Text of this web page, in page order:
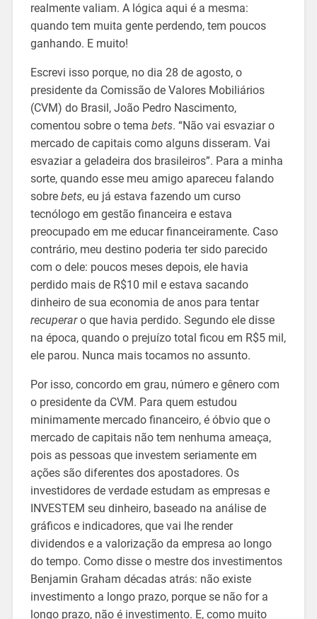
realmente valiam. A lógica aqui é a mesma:
quando tem muita gente perdendo, tem poucos
ganhando. E muito!
Escrevi isso porque, no dia 28 de agosto, o
presidente da Comissão de Valores Mobiliários
(CVM) do Brasil, João Pedro Nascimento,
comentou sobre o tema bets. “Não vai esvaziar o
mercado de capitais como alguns disseram. Vai
esvaziar a geladeira dos brasileiros”. Para a minha
sorte, quando esse meu amigo apareceu falando
sobre bets, eu já estava fazendo um curso
tecnólogo em gestão financeira e estava
preocupado em me educar financeiramente. Caso
contrário, meu destino poderia ter sido parecido
com o dele: poucos meses depois, ele havia
perdido mais de R$10 mil e estava sacando
dinheiro de sua economia de anos para tentar
recuperaro que havia perdido. Segundo ele disse
na época, quando o prejuízo total ficou em R$5 mil,
ele parou. Nunca mais tocamos no assunto.
Por isso, concordo em grau, número e gênero com
o presidente da CVM. Para quem estudou
minimamente mercado financeiro, é óbvio que o
mercado de capitais não tem nenhuma ameaça,
pois as pessoas que investem seriamente em
ações são diferentes dos apostadores. Os
investidores de verdade estudam as empresas e
INVESTEM seu dinheiro, baseado na análise de
gráficos e indicadores, que vai lhe render
dividendos e a valorização da empresa ao longo
do tempo. Como disse o mestre dos investimentos
Benjamin Graham décadas atrás: não existe
investimento a longo prazo, porque se não for a
longo prazo, não é investimento. E, como muito